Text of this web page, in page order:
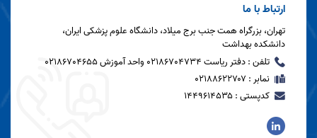
ارتباط با ما
تهران، بزرگراه همت جنب برج میلاد، دانشگاه علوم پزشکی ایران،
دانشکده بهداشت
تلفن : دفتر ریاست 02186704734 واحد آموزش 02186704655
نمابر : ۰۲۱۸۸۶۲۲۷۰۷
کدپستی : ۱۴۴۹۶۱۴۵۳۵